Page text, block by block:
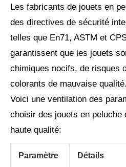
Les fabricants de jouets en
des directives de sécurité
telles que En71, ASTM et
garantissent que les jouets
chimiques nocifs, de risques
colorants de mauvaise qualité.
Voici une ventilation des
choisir des jouets en peluche
haute qualité:
Paramètre Détails